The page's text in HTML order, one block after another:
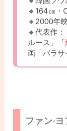
🔸164㎝・
🔸2000年
🔸代表作
ルース」「
画「パラ
ファン·